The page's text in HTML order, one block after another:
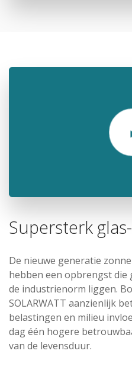
Supersterk
De nieuwe generatie
hebben een opbrengst die
de industrienorm liggen.
SOLARWATT aanzienlijk
belastingen en milieu
dag één hogere
van de levensduur.